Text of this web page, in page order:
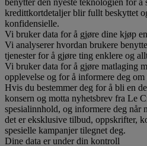
kredittkortdetaljer blir fullt beskyttet
konfidensielle.
Vi bruker data for å gjøre dine kjøp
Vi analyserer hvordan brukere
tjenester for å gjøre ting enklere og
Vi bruker data for å gjøre matlaging
opplevelse og for å informere deg
Hvis du bestemmer deg for å bli en
konsern og motta nyhetsbrev fra Le
spesialinnhold, og informere deg når
det er eksklusive tilbud, oppskrifter,
spesielle kampanjer tilegnet deg.
Dine data er under din kontroll